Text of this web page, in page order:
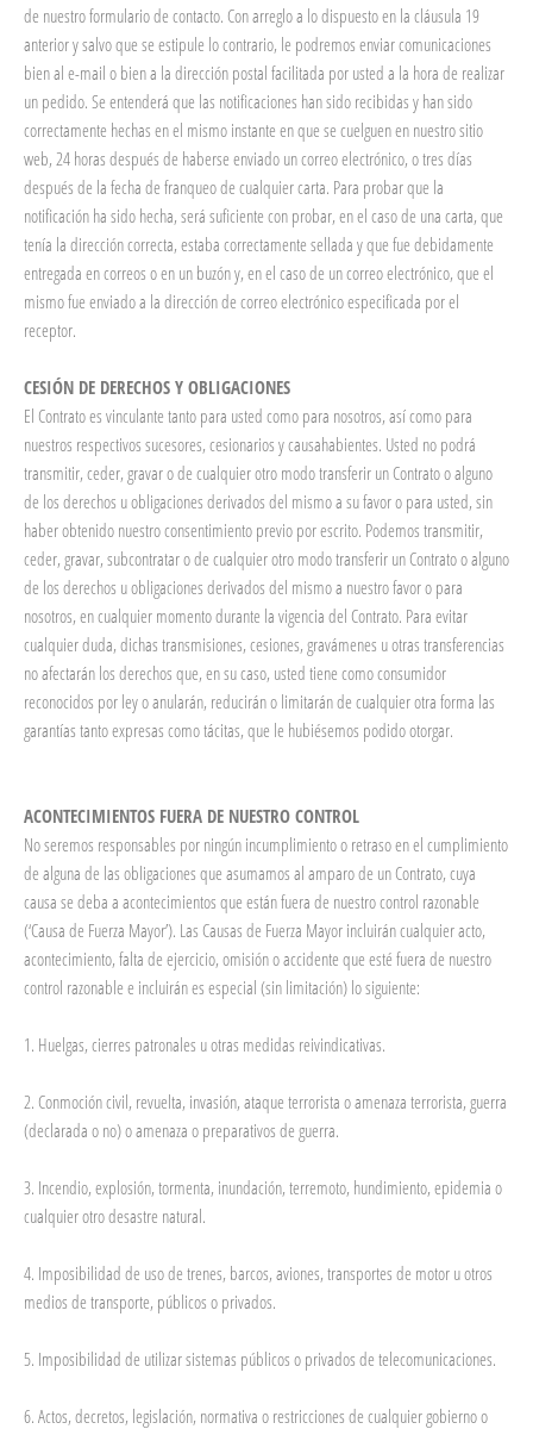
de nuestro formulario de contacto. Con arreglo a lo dispuesto en la cláusula 19
anterior y salvo que se estipule lo contrario, le podremos enviar comunicaciones
bien al e-mail o bien a la dirección postal facilitada por usted a la hora de realizar
un pedido. Se entenderá que las notificaciones han sido recibidas y han sido
correctamente hechas en el mismo instante en que se cuelguen en nuestro sitio
web, 24 horas después de haberse enviado un correo electrónico, o tres días
después de la fecha de franqueo de cualquier carta. Para probar que la
notificación ha sido hecha, será suficiente con probar, en el caso de una carta, que
tenía la dirección correcta, estaba correctamente sellada y que fue debidamente
entregada en correos o en un buzón y, en el caso de un correo electrónico, que el
mismo fue enviado a la dirección de correo electrónico especificada por el
receptor.
CESIÓN DE DERECHOS Y OBLIGACIONES
El Contrato es vinculante tanto para usted como para nosotros, así como para
nuestros respectivos sucesores, cesionarios y causahabientes. Usted no podrá
transmitir, ceder, gravar o de cualquier otro modo transferir un Contrato o alguno
de los derechos u obligaciones derivados del mismo a su favor o para usted, sin
haber obtenido nuestro consentimiento previo por escrito. Podemos transmitir,
ceder, gravar, subcontratar o de cualquier otro modo transferir un Contrato o alguno
de los derechos u obligaciones derivados del mismo a nuestro favor o para
nosotros, en cualquier momento durante la vigencia del Contrato. Para evitar
cualquier duda, dichas transmisiones, cesiones, gravámenes u otras transferencias
no afectarán los derechos que, en su caso, usted tiene como consumidor
reconocidos por ley o anularán, reducirán o limitarán de cualquier otra forma las
garantías tanto expresas como tácitas, que le hubiésemos podido otorgar.
ACONTECIMIENTOS FUERA DE NUESTRO CONTROL
No seremos responsables por ningún incumplimiento o retraso en el cumplimiento
de alguna de las obligaciones que asumamos al amparo de un Contrato, cuya
causa se deba a acontecimientos que están fuera de nuestro control razonable
(‘Causa de Fuerza Mayor’). Las Causas de Fuerza Mayor incluirán cualquier acto,
acontecimiento, falta de ejercicio, omisión o accidente que esté fuera de nuestro
control razonable e incluirán es especial (sin limitación) lo siguiente:
1. Huelgas, cierres patronales u otras medidas reivindicativas.
2. Conmoción civil, revuelta, invasión, ataque terrorista o amenaza terrorista, guerra
(declarada o no) o amenaza o preparativos de guerra.
3. Incendio, explosión, tormenta, inundación, terremoto, hundimiento, epidemia o
cualquier otro desastre natural.
4. Imposibilidad de uso de trenes, barcos, aviones, transportes de motor u otros
medios de transporte, públicos o privados.
5. Imposibilidad de utilizar sistemas públicos o privados de telecomunicaciones.
6. Actos, decretos, legislación, normativa o restricciones de cualquier gobierno o